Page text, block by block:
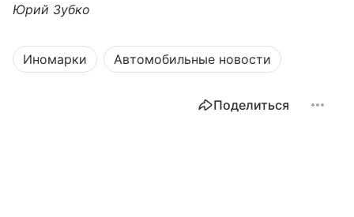
Юрий Зубко
Иномарки Автомобильные новости
Поделиться